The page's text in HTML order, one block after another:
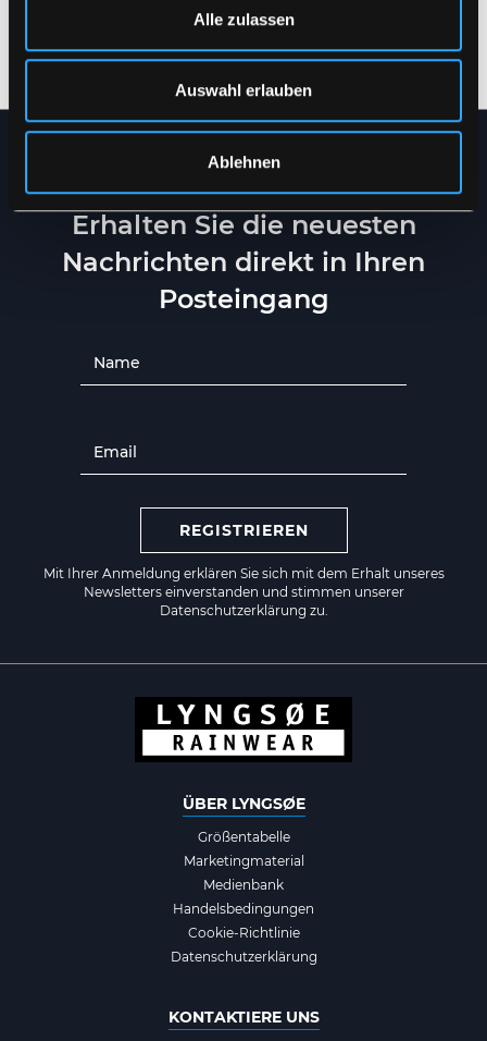
Alle zulassen
Auswahl erlauben
Ablehnen
XS - 4XL
QUALITÄT
XS - 5XL
Erhalten Sie die neuesten
Nachrichten direkt in Ihren
Posteingang
REGISTRIEREN
Mit Ihrer Anmeldung erklären Sie sich mit dem Erhalt unseres
Newsletters einverstanden und stimmen unserer
Datenschutzerklärung zu.
ÜBER LYNGSØE
Größentabelle
Marketingmaterial
Medienbank
Handelsbedingungen
Cookie-Richtlinie
Datenschutzerklärung
KONTAKTIERE UNS